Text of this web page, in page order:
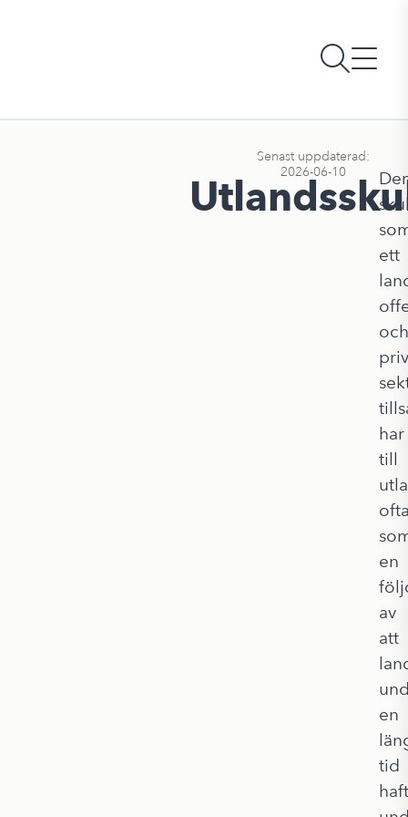
Senast uppdaterad:
2026-06-10
ett
och
har
till
en
av
att
en
tid
haft